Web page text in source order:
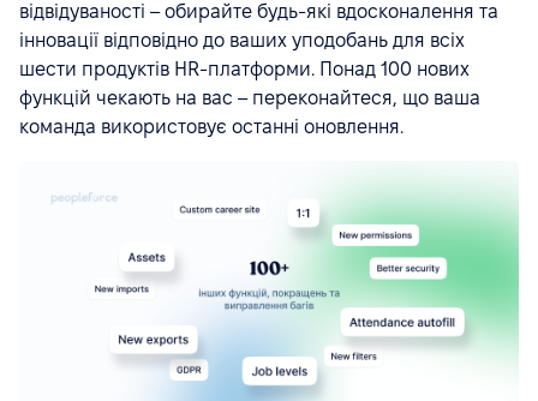
відвідуваності – обирайте будь-які вдосконалення та
інновації відповідно до ваших уподобань для всіх
шести продуктів HR-платформи. Понад 100 нових
функцій чекають на вас – переконайтеся, що ваша
команда використовує останні оновлення.